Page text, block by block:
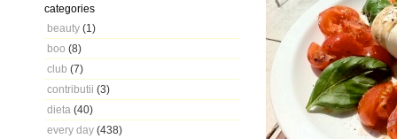
categories
beauty (1)
boo (8)
club (7)
contributii (3)
dieta (40)
every day (438)